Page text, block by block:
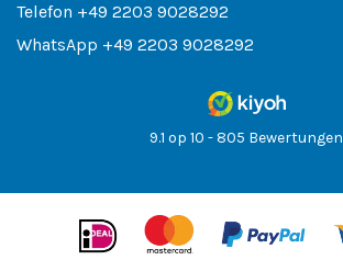
Telefon +49 2203 9028292
WhatsApp +49 2203 9028292
9.1 op 10 - 805 Bewertungen